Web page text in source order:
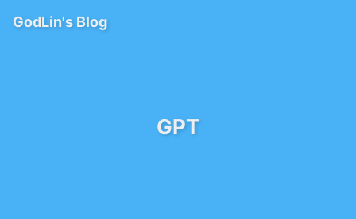
GodLin's Blog
GPT